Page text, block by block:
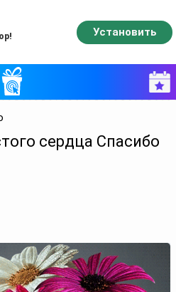
сердца Спасибо
Установить